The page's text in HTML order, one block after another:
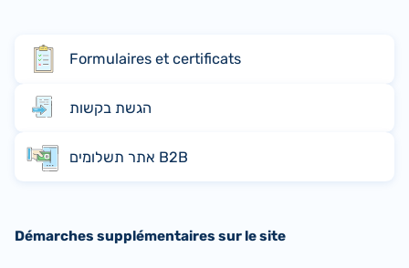
Formulaires et certificats
הגשת בקשות
אתר תשלומים B2B
Démarches supplémentaires sur le site